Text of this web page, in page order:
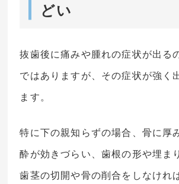
どい
抜歯後に痛みや腫れの症状が出る
ではありますが、その症状が強く
ます。
特に下の親知らずの場合、骨に厚
酔が効きづらい、歯根の形や埋ま
歯茎の切開や骨の削合をしなけれ